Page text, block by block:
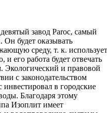
завод Paroc, самый
будет оказывать
среду, т. к. использует
его работа будет отвечать
Экологический и правовой
с законодательством
инвестировал в городские
Благодаря этому
Изоплит имеет